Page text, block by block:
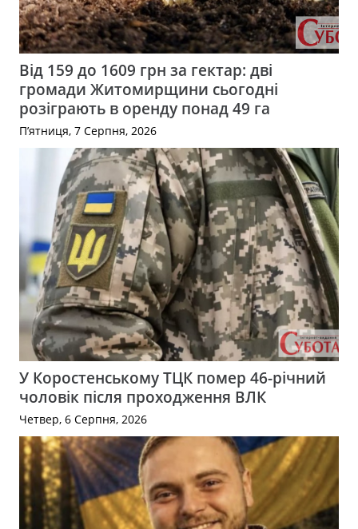
Від 159 до 1609 грн за гектар: дві
громади Житомирщини сьогодні
розіграють в оренду понад 49 га
П’ятниця, 7 Серпня, 2026
У Коростенському ТЦК помер 46-річний
чоловік після проходження ВЛК
Четвер, 6 Серпня, 2026